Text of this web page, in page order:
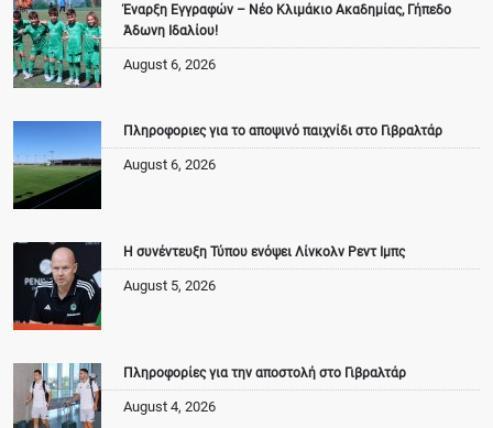
Έναρξη Εγγραφών – Νέο Κλιμάκιο Ακαδημίας, Γήπεδο
Άδωνη Ιδαλίου!
August 6, 2026
Πληροφοριες για το αποψινό παιχνίδι στο Γιβραλτάρ
August 6, 2026
Η συνέντευξη Τύπου ενόψει Λίνκολν Ρεντ Ιμπς
August 5, 2026
Πληροφορίες για την αποστολή στο Γιβραλτάρ
August 4, 2026